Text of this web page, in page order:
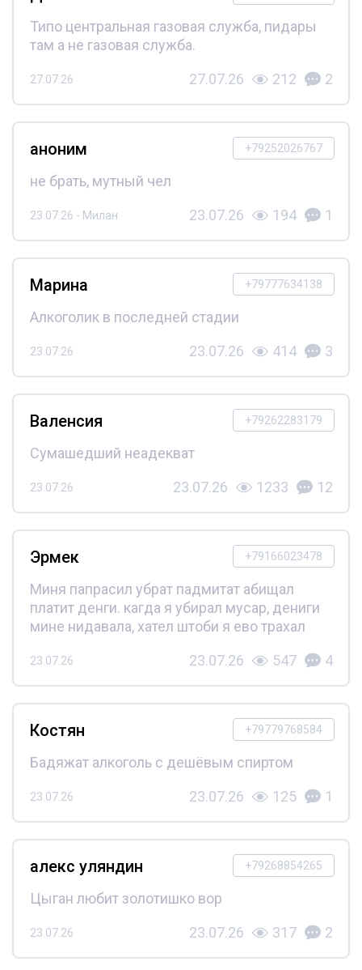
Типо центральная газовая служба, пидары
там а не газовая служба.
27.07.26 27.07.26 212 2
+79252026767
аноним
не брать, мутный чел
23.07.26 - Милан 23.07.26 194 1
+79777634138
Марина
Алкоголик в последней стадии
23.07.26 23.07.26 414 3
+79262283179
Валенсия
Сумашедший неадекват
23.07.26 23.07.26 1233 12
+79166023478
Эрмек
Миня папрасил убрат падмитат абищал
платит денги. кагда я убирал мусар, дениги
мине нидавала, хател штоби я ево трахал
23.07.26 23.07.26 547 4
+79779768584
Костян
Бадяжат алкоголь с дешёвым спиртом
23.07.26 23.07.26 125 1
+79268854265
алекс уляндин
Цыган любит золотишко вор
23.07.26 23.07.26 317 2